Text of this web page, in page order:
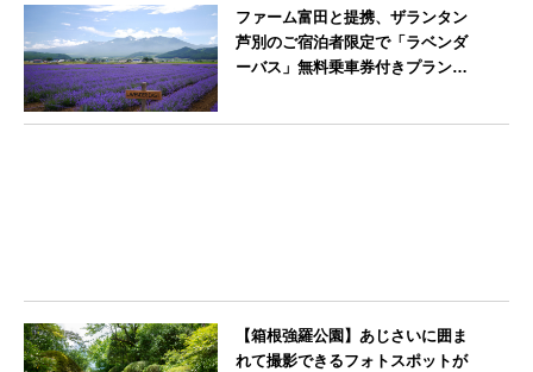
ファーム富田と提携、ザランタン
芦別のご宿泊者限定で「ラベンダ
ーバス」無料乗車券付きプランを
【箱根強羅公園】あじさいに囲ま
れて撮影できるフォトスポットが